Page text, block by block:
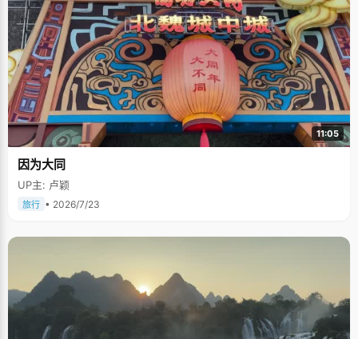
11:05
因为大同
UP主: 卢颖
旅行 • 2026/7/23